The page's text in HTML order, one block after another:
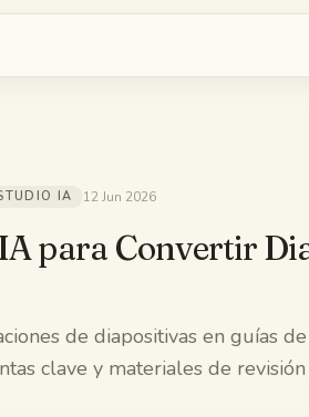
IA 12 Jun 2026
para Convertir
de diapositivas en guías
clave y materiales de